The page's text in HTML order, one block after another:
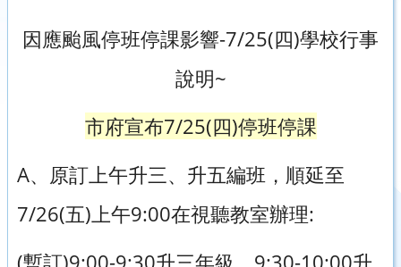
因應颱風停班停課影響-7/25(四)學校行事
說明~
市府宣布7/25(四)停班停課
A、原訂上午升三、升五編班，順延至
7/26(五)上午9:00在視聽教室辦理:
(暫訂)9:00-9:30升三年級、9:30-10:00升